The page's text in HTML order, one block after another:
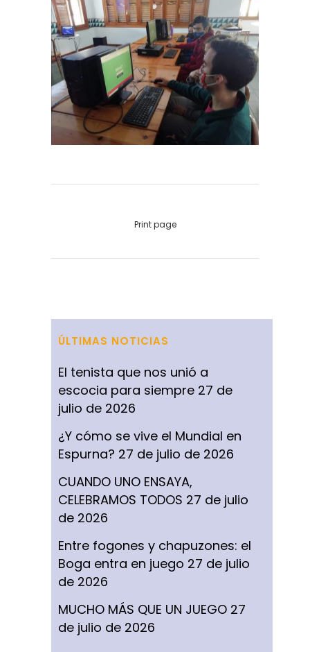
Print page
ÚLTIMAS NOTICIAS
El tenista que nos unió a
escocia para siempre 27 de
julio de 2026
¿Y cómo se vive el Mundial en
Espurna? 27 de julio de 2026
CUANDO UNO ENSAYA,
CELEBRAMOS TODOS 27 de julio
de 2026
Entre fogones y chapuzones: el
Boga entra en juego 27 de julio
de 2026
MUCHO MÁS QUE UN JUEGO 27
de julio de 2026